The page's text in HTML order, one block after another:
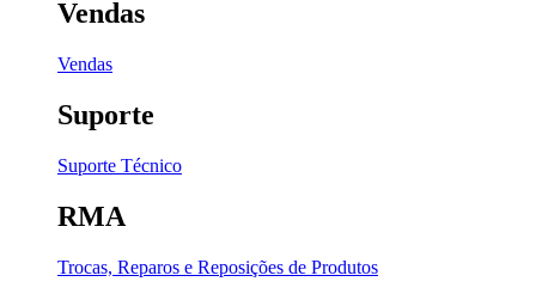
Vendas
Vendas
Suporte
Suporte Técnico
RMA
Trocas, Reparos e Reposições de Produtos